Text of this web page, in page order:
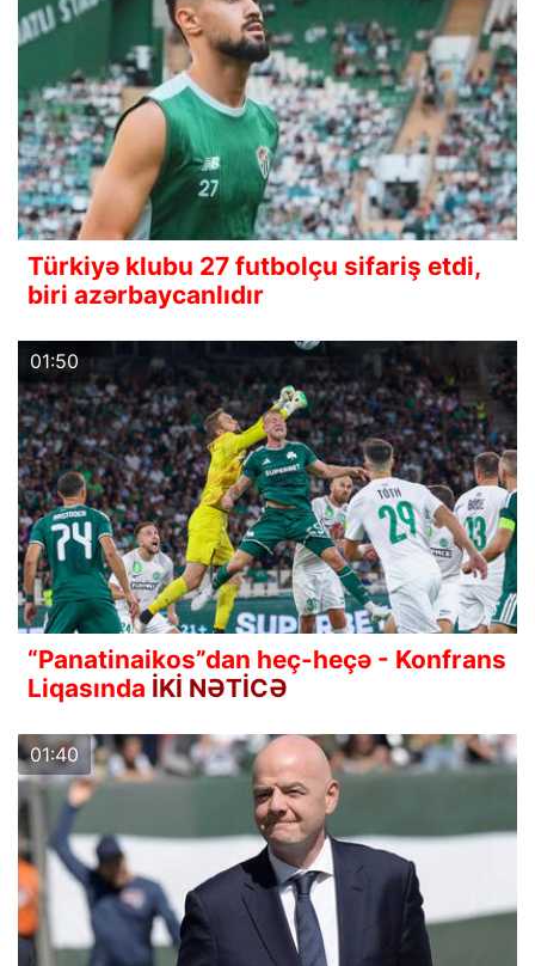
Türkiyə klubu 27 futbolçu sifariş etdi,
biri azərbaycanlıdır
01:50
“Panatinaikos”dan heç-heçə - Konfrans
Liqasında İKİ NƏTİCƏ
01:40